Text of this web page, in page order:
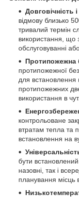
Довговічність
відмову близько
тривалий термін
використання, що
обслуговуванні або
Протипожежна
протипожежної
для встановлення
протипожежних
використання в
контрольоване
втратам тепла та
встановлення на
бути
назовні, так і
планування місць